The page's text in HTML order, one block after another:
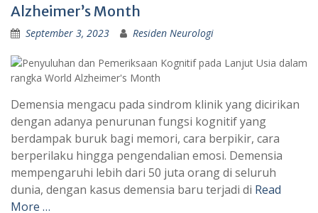
Alzheimer’s Month
September 3, 2023 Residen Neurologi
Demensia mengacu pada sindrom klinik yang dicirikan
dengan adanya penurunan fungsi kognitif yang
berdampak buruk bagi memori, cara berpikir, cara
berperilaku hingga pengendalian emosi. Demensia
mempengaruhi lebih dari 50 juta orang di seluruh
dunia, dengan kasus demensia baru terjadi di Read
More …